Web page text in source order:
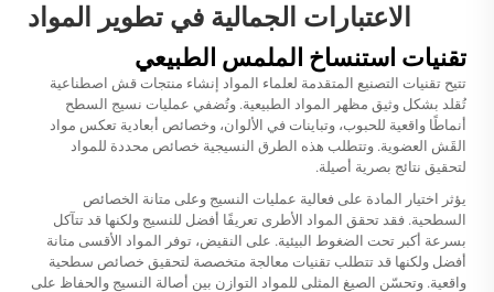
الاعتبارات الجمالية في تطوير المواد
تقنيات استنساخ الملمس الطبيعي
تتيح تقنيات التصنيع المتقدمة لعلماء المواد إنشاء منتجات قش اصطناعية
تُقلد بشكل وثيق مظهر المواد الطبيعية. وتُضفي عمليات نسيج السطح
أنماطًا واقعية للحبوب، وتباينات في الألوان، وخصائص أبعادية تعكس مواد
القَش العضوية. وتتطلب هذه الطرق النسيجية خصائص محددة للمواد
لتحقيق نتائج بصرية أصيلة.
يؤثر اختيار المادة على فعالية عمليات النسيج وعلى متانة الخصائص
السطحية. فقد تحقق المواد الأطرى تعريفًا أفضل للنسيج ولكنها قد تتآكل
بسرعة أكبر تحت الضغوط البيئية. على النقيض، توفر المواد الأقسى متانة
أفضل ولكنها قد تتطلب تقنيات معالجة متخصصة لتحقيق خصائص سطحية
واقعية. وتحسّن الصيغ المثلى للمواد التوازن بين أصالة النسيج والحفاظ على